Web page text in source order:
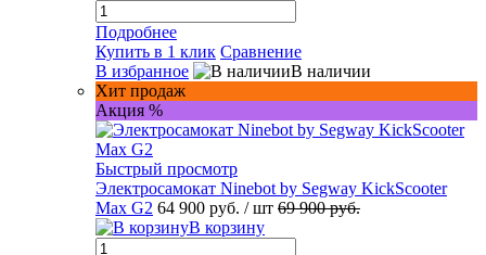
Подробнее
Купить в 1 клик Сравнение
В избранное
В наличии
Хит продаж
Акция %
Быстрый просмотр
Электросамокат Ninebot by Segway KickScooter
Max G2 64 900 руб. / шт 69 900 руб.
В корзину